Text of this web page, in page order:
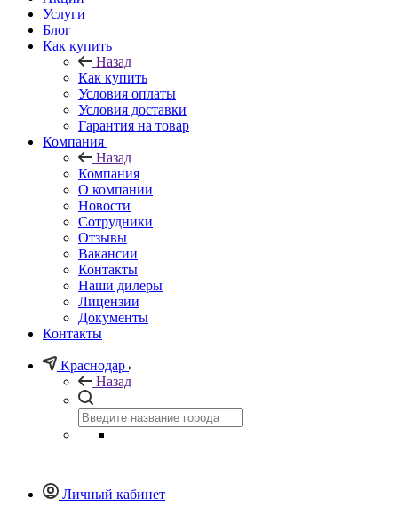
Услуги
Блог
Как купить
Назад
Как купить
Условия оплаты
Условия доставки
Гарантия на товар
Компания
Назад
Компания
О компании
Новости
Сотрудники
Отзывы
Вакансии
Контакты
Наши дилеры
Лицензии
Документы
Контакты
Краснодар
Назад
Личный кабинет